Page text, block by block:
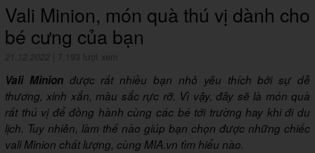
Vali Minion, món quà thú vị dành cho
bé cưng của bạn
21.12.2022 7,193 lượt xem
Vali Minionđược rất nhiều bạn nhỏ yêu thích bởi sự dễ
thương, xinh xắn, màu sắc rực rỡ. Vì vậy, đây sẽ là món quà
rất thú vị để đồng hành cùng các bé tới trường hay khi đi du
lịch. Tuy nhiên, làm thế nào giúp bạn chọn được những chiếc
vali Minion chất lượng, cùng MIA.vn tìm hiểu nào.